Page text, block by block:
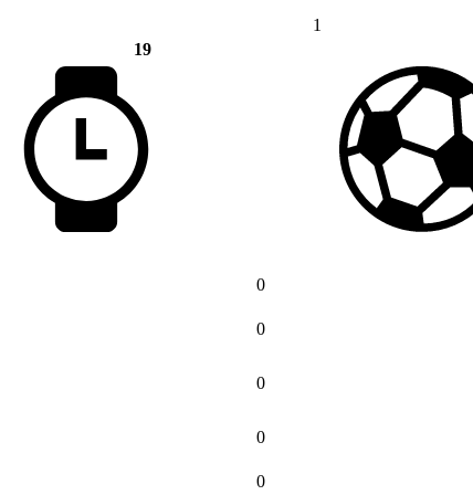
1
19
0
0
0
0
0